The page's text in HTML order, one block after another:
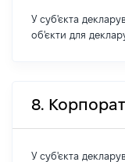
У суб'єкта
об'єкти для
8.
У суб'єкта